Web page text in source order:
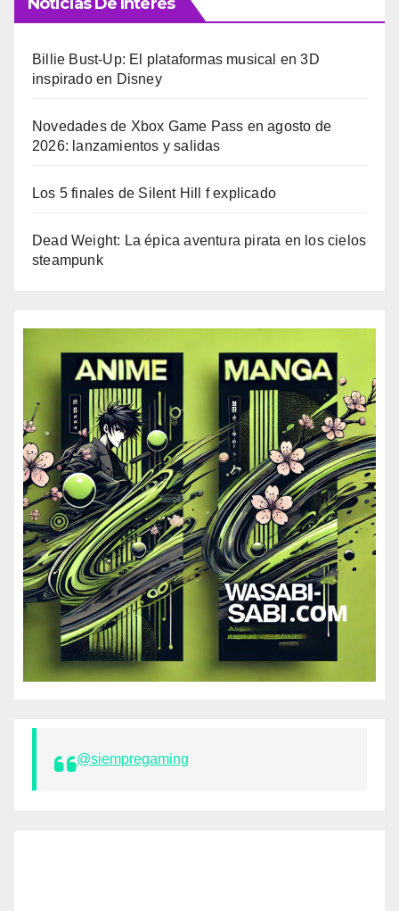
Noticias De Interés
Billie Bust-Up: El plataformas musical en 3D
inspirado en Disney
Novedades de Xbox Game Pass en agosto de
2026: lanzamientos y salidas
Los 5 finales de Silent Hill f explicado
Dead Weight: La épica aventura pirata en los cielos
steampunk
@siempregaming